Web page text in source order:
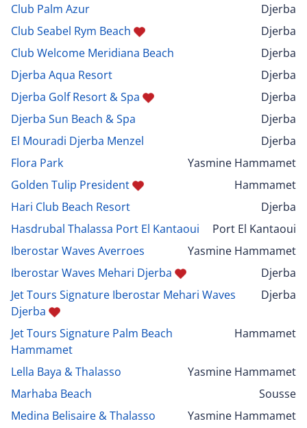
Club Palm Azur
Djerba
Club Seabel Rym Beach
Djerba
Club Welcome Meridiana Beach
Djerba
Djerba Aqua Resort
Djerba
Djerba Golf Resort & Spa
Djerba
Djerba Sun Beach & Spa
Djerba
El Mouradi Djerba Menzel
Djerba
Flora Park
Yasmine Hammamet
Golden Tulip President
Hammamet
Hari Club Beach Resort
Djerba
Hasdrubal Thalassa Port El Kantaoui
Port El Kantaoui
Iberostar Waves Averroes
Yasmine Hammamet
Iberostar Waves Mehari Djerba
Djerba
Jet Tours Signature Iberostar Mehari Waves
Djerba
Djerba
Jet Tours Signature Palm Beach
Hammamet
Hammamet
Lella Baya & Thalasso
Yasmine Hammamet
Marhaba Beach
Sousse
Medina Belisaire & Thalasso
Yasmine Hammamet